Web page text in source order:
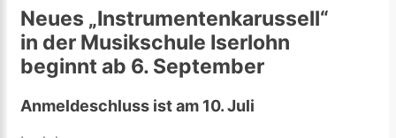
Neues „Instrumentenkarussell“
in der Musikschule Iserlohn
beginnt ab 6. September
Anmeldeschluss ist am 10. Juli